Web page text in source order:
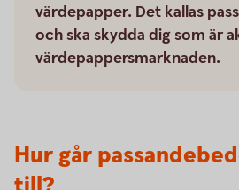
värdepapper. Det kallas
och ska skydda dig som är
värdepappersmarknaden.
Hur går